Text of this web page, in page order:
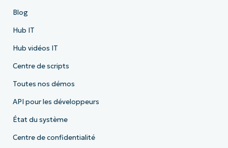
Blog
Hub IT
Hub vidéos IT
Centre de scripts
Toutes nos démos
API pour les développeurs
État du système
Centre de confidentialité